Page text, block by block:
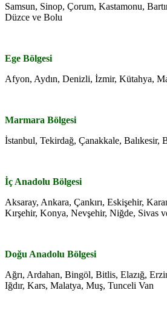
Samsun, Sinop, Çorum, Kastamonu,
Düzce ve Bolu
Ege Bölgesi
Afyon, Aydın, Denizli, İzmir, Kütahya,
Marmara Bölgesi
İstanbul, Tekirdağ, Çanakkale, Balıkesir,
İç Anadolu Bölgesi
Aksaray, Ankara, Çankırı, Eskişehir,
Kırşehir, Konya, Nevşehir, Niğde, Sivas
Doğu Anadolu Bölgesi
Ağrı, Ardahan, Bingöl, Bitlis, Elazığ,
Iğdır, Kars, Malatya, Muş, Tunceli Van